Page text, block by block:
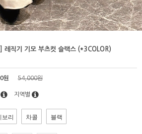
] 레직기 기모 부츠컷 슬랙스 (*3COLOR)
원 54,000원
지역별
보리 차콜 블랙